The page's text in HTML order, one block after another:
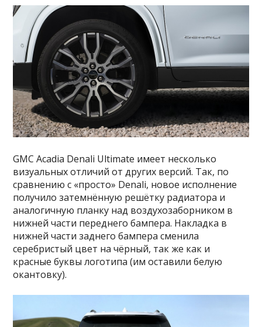
GMC Acadia Denali Ultimate имеет несколько
визуальных отличий от других версий. Так, по
сравнению с «просто» Denali, новое исполнение
получило затемнённую решётку радиатора и
аналогичную планку над воздухозаборником в
нижней части переднего бампера. Накладка в
нижней части заднего бампера сменила
серебристый цвет на чёрный, так же как и
красные буквы логотипа (им оставили белую
окантовку).